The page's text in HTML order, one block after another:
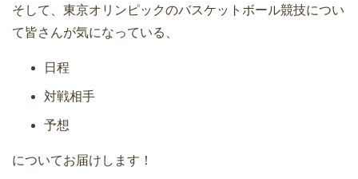
そして、東京オリンピックのバスケットボール競技につい
て皆さんが気になっている、
日程
対戦相手
予想
についてお届けします！